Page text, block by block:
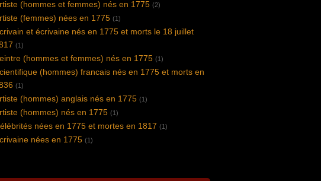
(hommes et femmes) nés en 1775 (2)
(femmes) nées en 1775 (1)
et écrivaine nés en 1775 et morts le 18 juillet
(1)
(hommes et femmes) nés en 1775 (1)
(hommes) francais nés en 1775 et morts en
(1)
(hommes) anglais nés en 1775 (1)
(hommes) nés en 1775 (1)
nées en 1775 et mortes en 1817 (1)
nées en 1775 (1)